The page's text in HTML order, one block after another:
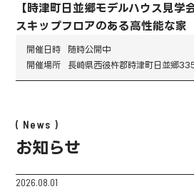
【時津町日並郷モデルハウス見学会
スキップフロアのある高性能な家
開催日時
随時公開中
開催場所
長崎県西彼杵郡時津町日並郷
News
お知らせ
2026.08.01